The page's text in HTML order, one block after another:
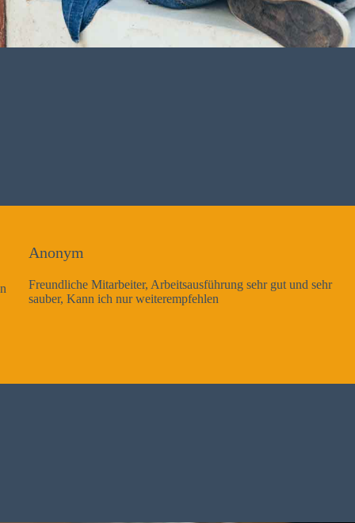
Anonym
Freundliche Mitarbeiter, Arbeitsausführung sehr gut und sehr
sauber, Kann ich nur weiterempfehlen